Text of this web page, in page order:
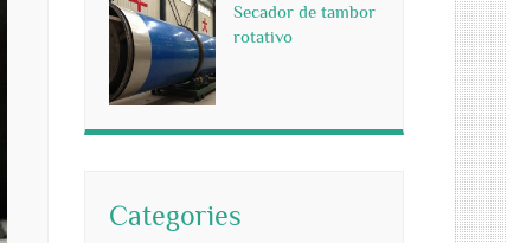
Secador de tambor
rotativo
Categories